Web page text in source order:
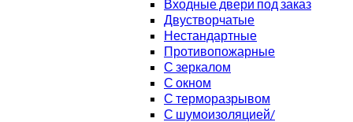
Входные двери под заказ
Двустворчатые
Нестандартные
Противопожарные
С зеркалом
С окном
С терморазрывом
С шумоизоляцией/